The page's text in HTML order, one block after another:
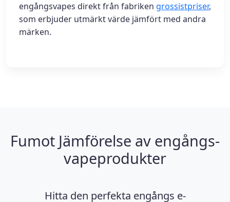
engångsvapes direkt från fabriken grossistpriser,
som erbjuder utmärkt värde jämfört med andra
märken.
Fumot Jämförelse av engångs-
vapeprodukter
Hitta den perfekta engångs e-